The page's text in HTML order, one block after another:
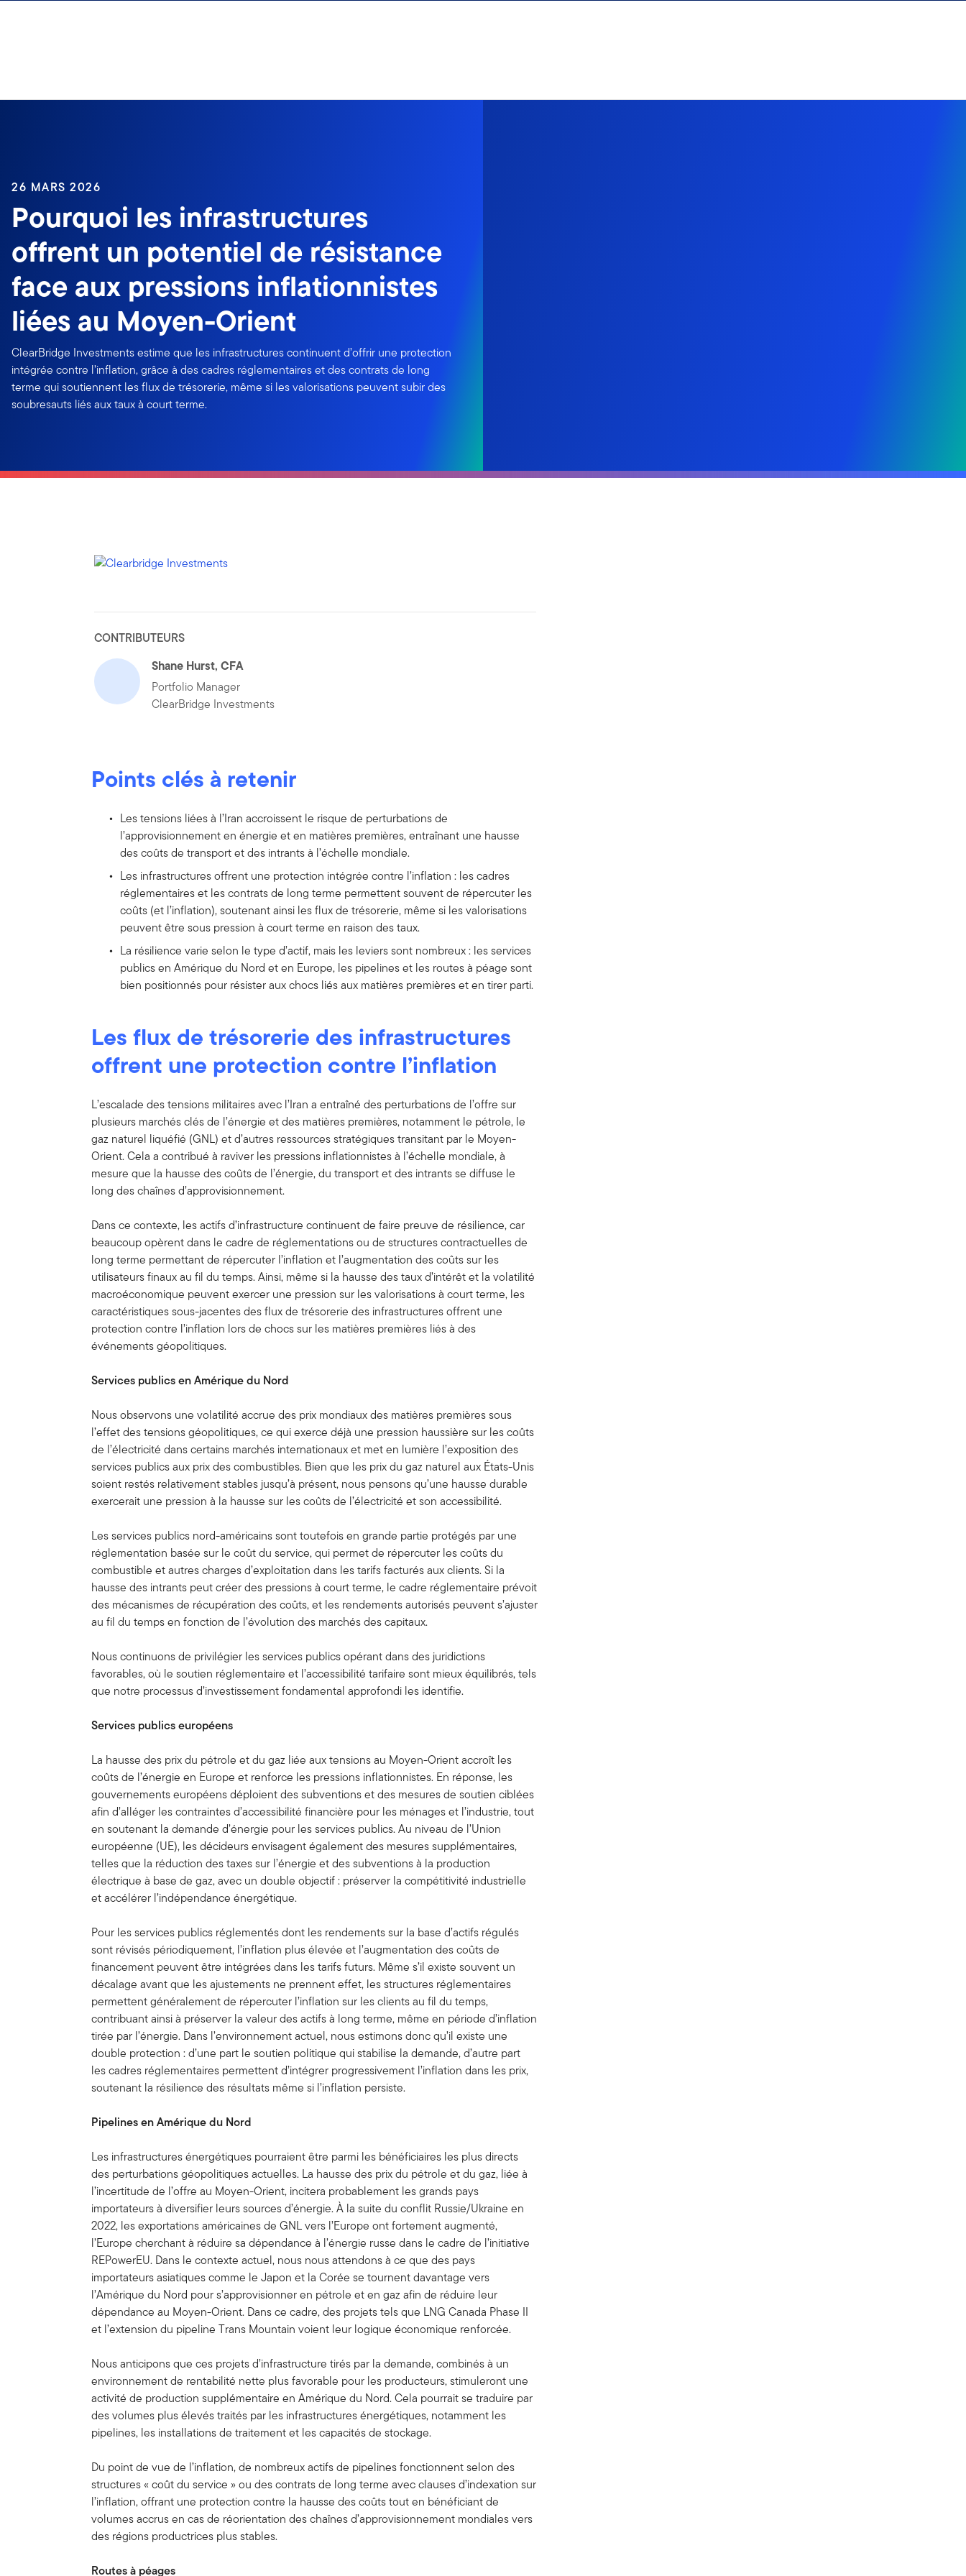
26 MARS 2026
Pourquoi les infrastructures
offrent un potentiel de résistance
face aux pressions inflationnistes
liées au Moyen-Orient
ClearBridge Investments estime que les infrastructures continuent d’offrir une protection
intégrée contre l’inflation, grâce à des cadres réglementaires et des contrats de long
terme qui soutiennent les flux de trésorerie, même si les valorisations peuvent subir des
soubresauts liés aux taux à court terme.
CONTRIBUTEURS
Shane Hurst, CFA
Portfolio Manager
ClearBridge Investments
Points clés à retenir
Les tensions liées à l’Iran accroissent le risque de perturbations de
l’approvisionnement en énergie et en matières premières, entraînant une hausse
des coûts de transport et des intrants à l’échelle mondiale.
Les infrastructures offrent une protection intégrée contre l’inflation : les cadres
réglementaires et les contrats de long terme permettent souvent de répercuter les
coûts (et l’inflation), soutenant ainsi les flux de trésorerie, même si les valorisations
peuvent être sous pression à court terme en raison des taux.
La résilience varie selon le type d’actif, mais les leviers sont nombreux : les services
publics en Amérique du Nord et en Europe, les pipelines et les routes à péage sont
bien positionnés pour résister aux chocs liés aux matières premières et en tirer parti.
Les flux de trésorerie des infrastructures
offrent une protection contre l’inflation
L’escalade des tensions militaires avec l’Iran a entraîné des perturbations de l’offre sur
plusieurs marchés clés de l’énergie et des matières premières, notamment le pétrole, le
gaz naturel liquéfié (GNL) et d’autres ressources stratégiques transitant par le Moyen-
Orient. Cela a contribué à raviver les pressions inflationnistes à l’échelle mondiale, à
mesure que la hausse des coûts de l’énergie, du transport et des intrants se diffuse le
long des chaînes d’approvisionnement.
Dans ce contexte, les actifs d’infrastructure continuent de faire preuve de résilience, car
beaucoup opèrent dans le cadre de réglementations ou de structures contractuelles de
long terme permettant de répercuter l’inflation et l’augmentation des coûts sur les
utilisateurs finaux au fil du temps. Ainsi, même si la hausse des taux d’intérêt et la volatilité
macroéconomique peuvent exercer une pression sur les valorisations à court terme, les
caractéristiques sous-jacentes des flux de trésorerie des infrastructures offrent une
protection contre l’inflation lors de chocs sur les matières premières liés à des
événements géopolitiques.
Services publics en Amérique du Nord
Nous observons une volatilité accrue des prix mondiaux des matières premières sous
l’effet des tensions géopolitiques, ce qui exerce déjà une pression haussière sur les coûts
de l’électricité dans certains marchés internationaux et met en lumière l’exposition des
services publics aux prix des combustibles. Bien que les prix du gaz naturel aux États-Unis
soient restés relativement stables jusqu’à présent, nous pensons qu’une hausse durable
exercerait une pression à la hausse sur les coûts de l’électricité et son accessibilité.
Les services publics nord-américains sont toutefois en grande partie protégés par une
réglementation basée sur le coût du service, qui permet de répercuter les coûts du
combustible et autres charges d’exploitation dans les tarifs facturés aux clients. Si la
hausse des intrants peut créer des pressions à court terme, le cadre réglementaire prévoit
des mécanismes de récupération des coûts, et les rendements autorisés peuvent s’ajuster
au fil du temps en fonction de l’évolution des marchés des capitaux.
Nous continuons de privilégier les services publics opérant dans des juridictions
favorables, où le soutien réglementaire et l’accessibilité tarifaire sont mieux équilibrés, tels
que notre processus d’investissement fondamental approfondi les identifie.
Services publics européens
La hausse des prix du pétrole et du gaz liée aux tensions au Moyen-Orient accroît les
coûts de l’énergie en Europe et renforce les pressions inflationnistes. En réponse, les
gouvernements européens déploient des subventions et des mesures de soutien ciblées
afin d’alléger les contraintes d’accessibilité financière pour les ménages et l’industrie, tout
en soutenant la demande d’énergie pour les services publics. Au niveau de l’Union
européenne (UE), les décideurs envisagent également des mesures supplémentaires,
telles que la réduction des taxes sur l’énergie et des subventions à la production
électrique à base de gaz, avec un double objectif : préserver la compétitivité industrielle
et accélérer l’indépendance énergétique.
Pour les services publics réglementés dont les rendements sur la base d’actifs régulés
sont révisés périodiquement, l’inflation plus élevée et l’augmentation des coûts de
financement peuvent être intégrées dans les tarifs futurs. Même s’il existe souvent un
décalage avant que les ajustements ne prennent effet, les structures réglementaires
permettent généralement de répercuter l’inflation sur les clients au fil du temps,
contribuant ainsi à préserver la valeur des actifs à long terme, même en période d’inflation
tirée par l’énergie. Dans l’environnement actuel, nous estimons donc qu’il existe une
double protection : d’une part le soutien politique qui stabilise la demande, d’autre part
les cadres réglementaires permettent d’intégrer progressivement l’inflation dans les prix,
soutenant la résilience des résultats même si l’inflation persiste.
Pipelines en Amérique du Nord
Les infrastructures énergétiques pourraient être parmi les bénéficiaires les plus directs
des perturbations géopolitiques actuelles. La hausse des prix du pétrole et du gaz, liée à
l’incertitude de l’offre au Moyen-Orient, incitera probablement les grands pays
importateurs à diversifier leurs sources d’énergie. À la suite du conflit Russie/Ukraine en
2022, les exportations américaines de GNL vers l’Europe ont fortement augmenté,
l’Europe cherchant à réduire sa dépendance à l’énergie russe dans le cadre de l’initiative
REPowerEU. Dans le contexte actuel, nous nous attendons à ce que des pays
importateurs asiatiques comme le Japon et la Corée se tournent davantage vers
l’Amérique du Nord pour s’approvisionner en pétrole et en gaz afin de réduire leur
dépendance au Moyen-Orient. Dans ce cadre, des projets tels que LNG Canada Phase II
et l’extension du pipeline Trans Mountain voient leur logique économique renforcée.
Nous anticipons que ces projets d’infrastructure tirés par la demande, combinés à un
environnement de rentabilité nette plus favorable pour les producteurs, stimuleront une
activité de production supplémentaire en Amérique du Nord. Cela pourrait se traduire par
des volumes plus élevés traités par les infrastructures énergétiques, notamment les
pipelines, les installations de traitement et les capacités de stockage.
Du point de vue de l’inflation, de nombreux actifs de pipelines fonctionnent selon des
structures « coût du service » ou des contrats de long terme avec clauses d’indexation sur
l’inflation, offrant une protection contre la hausse des coûts tout en bénéficiant de
volumes accrus en cas de réorientation des chaînes d’approvisionnement mondiales vers
des régions productrices plus stables.
Routes à péages